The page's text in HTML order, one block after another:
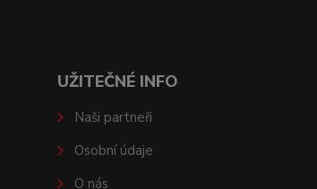
UŽITEČNÉ INFO
Naši partneři
Osobní údaje
O nás